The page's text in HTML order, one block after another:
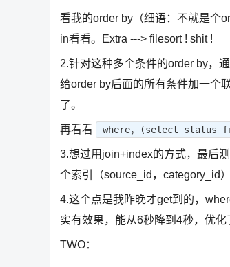
看我的order by（细语：不就是个
in看看。Extra ---> filesort ! shit !
2.针对这种多个条件的order by，
给order by后面的所有条件加一个
了。
再看看 where，(select status
3.想过用join+index的方式，最后
个索引（source_id，category_id
4.这个点是我昨晚才get到的，
实有效果，能从6秒降到4秒，优
TWO：